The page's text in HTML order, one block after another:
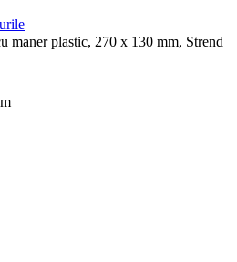
maner plastic, 270 x 130 mm, Strend